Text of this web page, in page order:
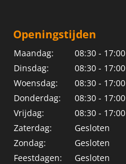
Openingstijden
Maandag:
08:30 - 17:00
Dinsdag:
08:30 - 17:00
Woensdag:
08:30 - 17:00
Donderdag:
08:30 - 17:00
Vrijdag:
08:30 - 17:00
Zaterdag:
Gesloten
Zondag:
Gesloten
Feestdagen:
Gesloten